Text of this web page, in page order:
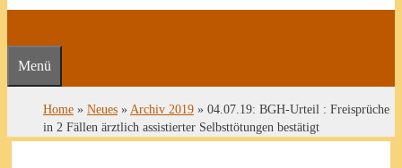
Menü
Home » Neues » Archiv 2019 » 04.07.19: BGH-Urteil : Freisprüche
in 2 Fällen ärztlich assistierter Selbsttötungen bestätigt